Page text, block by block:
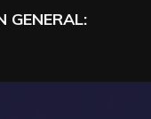
GENERAL: